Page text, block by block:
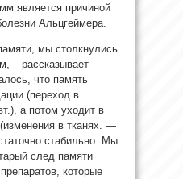
является причиной
Альцгеймера.
мы столкнулись
– рассказывает
что память
(переход в
а потом уходит в
в тканях. —
стабильно. Мы
след памяти
которые